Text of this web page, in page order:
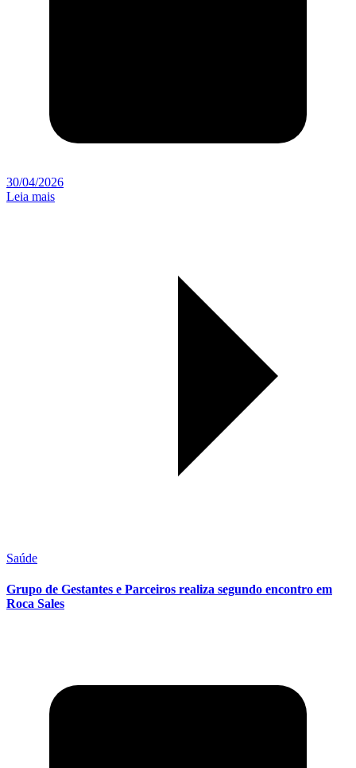
30/04/2026
Leia mais
Saúde
Grupo de Gestantes e Parceiros realiza segundo encontro em
Roca Sales